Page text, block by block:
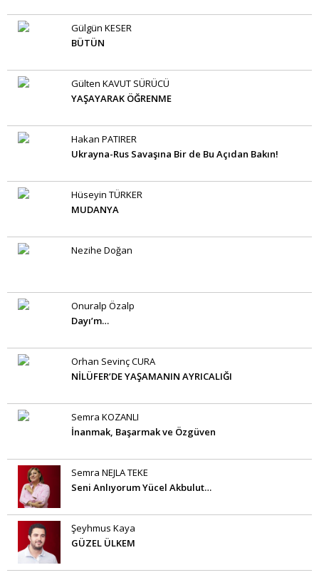
Gülgün KESER
BÜTÜN
Gülten KAVUT SÜRÜCÜ
YAŞAYARAK ÖĞRENME
Hakan PATIRER
Ukrayna-Rus Savaşına Bir de Bu Açıdan Bakın!
Hüseyin TÜRKER
MUDANYA
Nezihe Doğan
Onuralp Özalp
Dayı’m…
Orhan Sevinç CURA
NİLÜFER’DE YAŞAMANIN AYRICALIĞI
Semra KOZANLI
İnanmak, Başarmak ve Özgüven
Semra NEJLA TEKE
Seni Anlıyorum Yücel Akbulut…
Şeyhmus Kaya
GÜZEL ÜLKEM